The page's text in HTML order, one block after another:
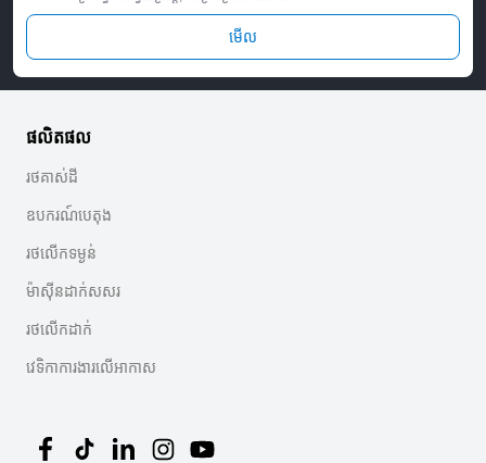
មើល
ផលិតផល
រថគាស់ដី
ឧបករណ៍បេតុង
រថលើកទម្ងន់
ម៉ាស៊ីនដាក់សសរ
រថលើកដាក់
វេទិកាការងារលើអាកាស